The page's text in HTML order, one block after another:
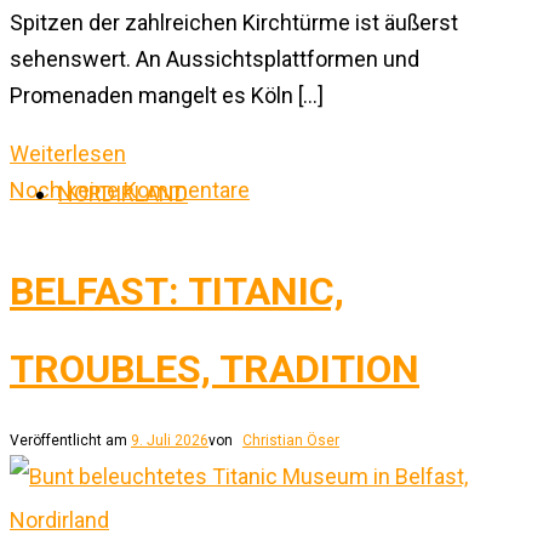
Spitzen der zahlreichen Kirchtürme ist äußerst
sehenswert. An Aussichtsplattformen und
Promenaden mangelt es Köln […]
Weiterlesen
Noch keine Kommentare
NORDIRLAND
BELFAST: TITANIC,
TROUBLES, TRADITION
Veröffentlicht am 9. Juli 2026von Christian Öser